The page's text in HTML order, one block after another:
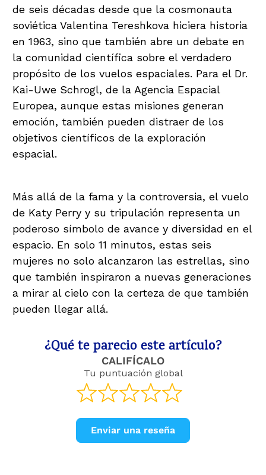
de seis décadas desde que la cosmonauta
soviética Valentina Tereshkova hiciera historia
en 1963, sino que también abre un debate en
la comunidad científica sobre el verdadero
propósito de los vuelos espaciales. Para el Dr.
Kai-Uwe Schrogl, de la Agencia Espacial
Europea, aunque estas misiones generan
emoción, también pueden distraer de los
objetivos científicos de la exploración
espacial.
Más allá de la fama y la controversia, el vuelo
de Katy Perry y su tripulación representa un
poderoso símbolo de avance y diversidad en el
espacio. En solo 11 minutos, estas seis
mujeres no solo alcanzaron las estrellas, sino
que también inspiraron a nuevas generaciones
a mirar al cielo con la certeza de que también
pueden llegar allá.
¿Qué te parecio este artículo?
CALIFÍCALO
Tu puntuación global
Enviar una reseña